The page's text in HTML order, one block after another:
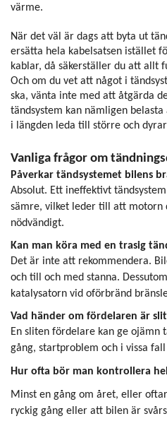
värme.
När det väl är dags att byta ut
ersätta hela kabelsatsen istället
kablar, då säkerställer du att allt
Och om du vet att något i
ska, vänta inte med att åtgärda
tändsystem kan nämligen
i längden leda till större och
Vanliga frågor om
Påverkar tändsystemet bilens
Absolut. Ett ineffektivt
sämre, vilket leder till att motorn
nödvändigt.
Kan man köra med en trasig
Det är inte att rekommendera.
och till och med stanna.
katalysatorn vid oförbränd
Vad händer om fördelaren är
En sliten fördelare kan ge
gång, startproblem och i vissa
Hur ofta bör man kontrollera
Minst en gång om året, eller
ryckig gång eller att bilen är